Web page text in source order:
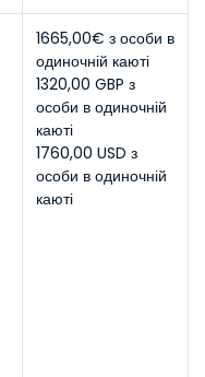
1665,00€ з особи в
одиночній каюті
1320,00 GBP з
особи в одиночній
каюті
1760,00 USD з
особи в одиночній
каюті